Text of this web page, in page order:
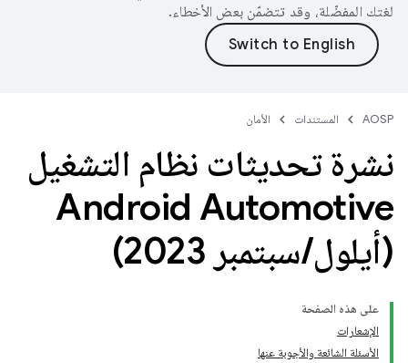
لغتك المفضّلة، وقد تتضمّن بعض الأخطاء.
AOSP المستندات الأمان
نشرة تحديثات نظام التشغيل
(أيلول/سبتمبر 2023)
على هذه الصفحة
الإشعارات
الأسئلة الشائعة والأجوبة عنها